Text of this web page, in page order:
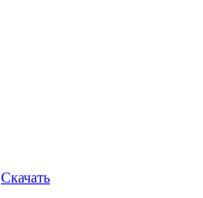
Скачать